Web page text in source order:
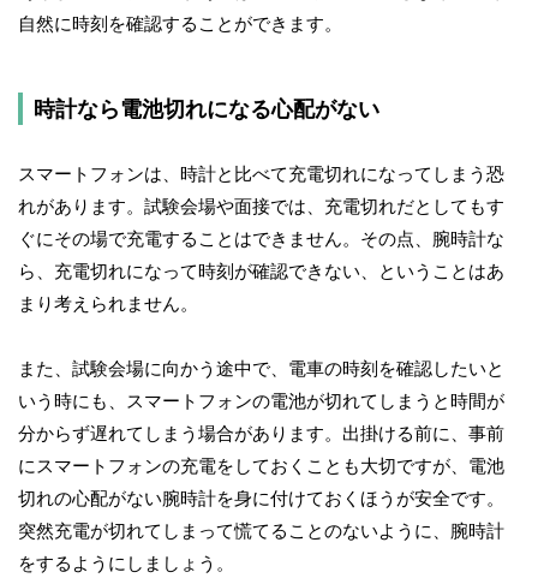
自然に時刻を確認することができます。
時計なら電池切れになる心配がない
スマートフォンは、時計と比べて充電切れになってしまう恐
れがあります。試験会場や面接では、充電切れだとしてもす
ぐにその場で充電することはできません。その点、腕時計な
ら、充電切れになって時刻が確認できない、ということはあ
まり考えられません。
また、試験会場に向かう途中で、電車の時刻を確認したいと
いう時にも、スマートフォンの電池が切れてしまうと時間が
分からず遅れてしまう場合があります。出掛ける前に、事前
にスマートフォンの充電をしておくことも大切ですが、電池
切れの心配がない腕時計を身に付けておくほうが安全です。
突然充電が切れてしまって慌てることのないように、腕時計
をするようにしましょう。